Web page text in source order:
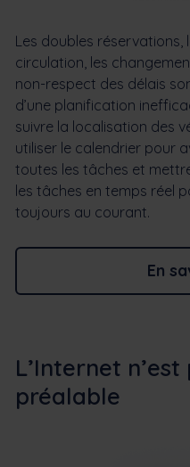
Les doubles réservations,
circulation, les
non-respect des délais
d’une planification
suivre la localisation des
utiliser le calendrier pour
toutes les tâches et
les tâches en temps réel
toujours au courant.
En
L’Internet
préalable